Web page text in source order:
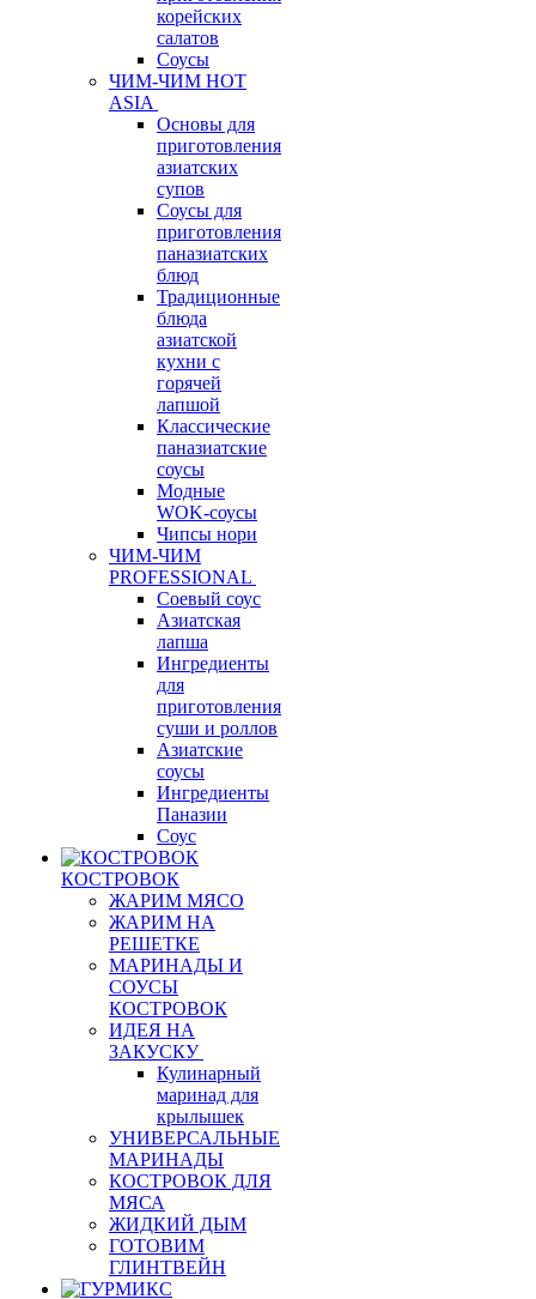
корейских
салатов
Соусы
ЧИМ-ЧИМ HOT
ASIA
Основы для
приготовления
азиатских
супов
Соусы для
приготовления
паназиатских
блюд
Традиционные
блюда
азиатской
кухни с
горячей
лапшой
Классические
паназиатские
соусы
Модные
WOK-соусы
Чипсы нори
ЧИМ-ЧИМ
PROFESSIONAL
Соевый соус
Азиатская
лапша
Ингредиенты
для
приготовления
суши и роллов
Азиатские
соусы
Ингредиенты
Паназии
Соус
КОСТРОВОК
ЖАРИМ МЯСО
ЖАРИМ НА
РЕШЕТКЕ
МАРИНАДЫ И
СОУСЫ
КОСТРОВОК
ИДЕЯ НА
ЗАКУСКУ
Кулинарный
маринад для
крылышек
УНИВЕРСАЛЬНЫЕ
МАРИНАДЫ
КОСТРОВОК ДЛЯ
МЯСА
ЖИДКИЙ ДЫМ
ГОТОВИМ
ГЛИНТВЕЙН